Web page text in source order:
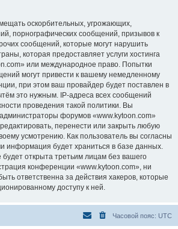
оскорбительных, угрожающих,
порнографических сообщений, призывов к
сообщений, которые могут нарушить
которая предоставляет услуги хостинга
или международное право. Попытки
могут привести к вашему немедленному
при этом ваш провайдер будет поставлен в
это нужным. IP-адреса всех сообщений
проведения такой политики. Вы
форумов «www.kytoon.com»
перенести или закрыть любую
усмотрению. Как пользователь вы согласны
информация будет храниться в базе данных.
открыта третьим лицам без вашего
конференции «www.kytoon.com», ни
ответственна за действия хакеров, которые
доступу к ней.
Часовой пояс: UTC